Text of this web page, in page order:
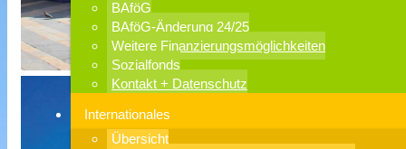
BAföG
BAföG-Änderung 24/25
Weitere Finanzierungsmöglichkeiten
Sozialfonds
Kontakt + Datenschutz
Internationales
Übersicht